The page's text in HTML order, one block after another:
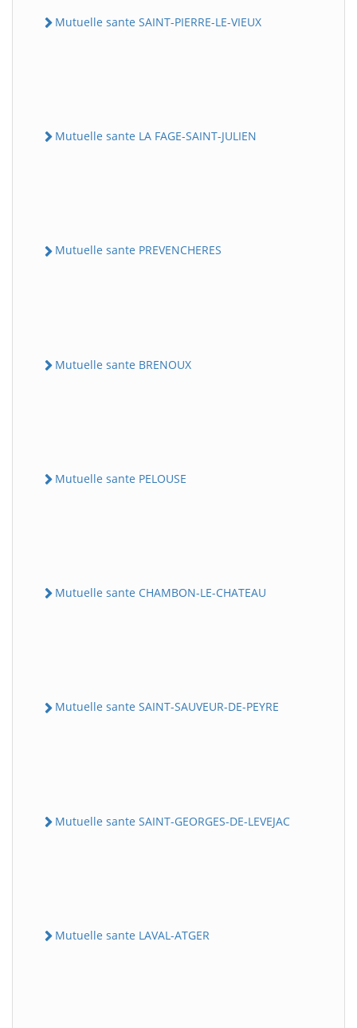
Mutuelle sante SAINT-PIERRE-LE-VIEUX
Mutuelle sante LA FAGE-SAINT-JULIEN
Mutuelle sante PREVENCHERES
Mutuelle sante BRENOUX
Mutuelle sante PELOUSE
Mutuelle sante CHAMBON-LE-CHATEAU
Mutuelle sante SAINT-SAUVEUR-DE-PEYRE
Mutuelle sante SAINT-GEORGES-DE-LEVEJAC
Mutuelle sante LAVAL-ATGER